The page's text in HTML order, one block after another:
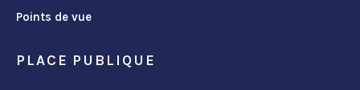
Points de vue
PLACE PUBLIQUE